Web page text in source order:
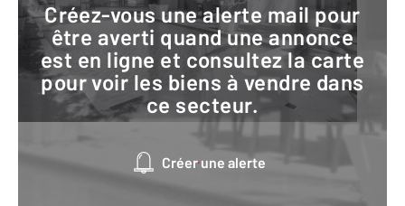
Créez-vous une alerte mail pour
être averti quand une annonce
est en ligne et consultez la carte
pour voir les biens à vendre dans
ce secteur.
Créer une alerte